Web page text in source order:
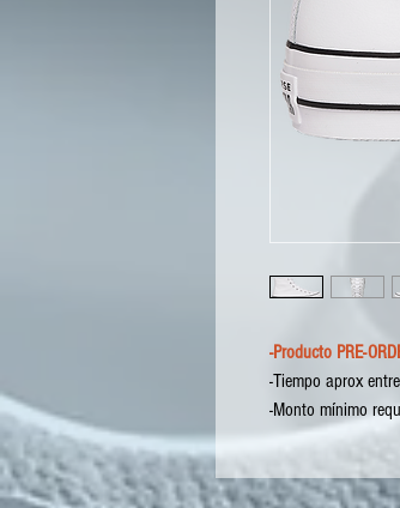
-Producto PRE-
-Tiempo aprox
-Monto mínimo